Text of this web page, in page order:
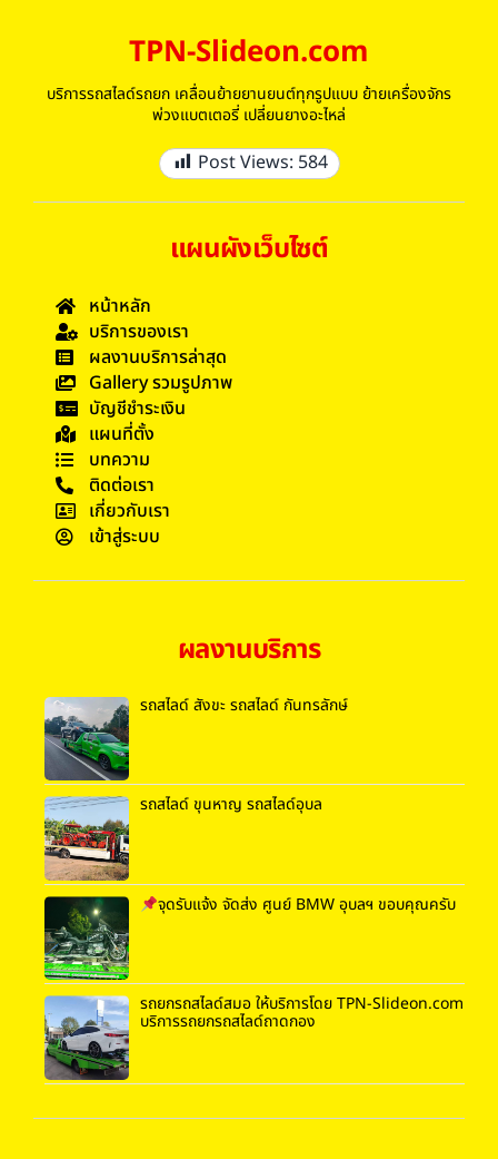
TPN-Slideon.com
บริการรถสไลด์รถยก เคลื่อนย้ายยานยนต์ทุกรูปแบบ ย้ายเครื่องจักร
พ่วงแบตเตอรี่ เปลี่ยนยางอะไหล่
Post Views: 584
แผนผังเว็บไซต์
หน้าหลัก
บริการของเรา
ผลงานบริการล่าสุด
Gallery รวมรูปภาพ
บัญชีชำระเงิน
แผนที่ตั้ง
บทความ
ติดต่อเรา
เกี่ยวกับเรา
เข้าสู่ระบบ
ผลงานบริการ
รถสไลด์ สังขะ รถสไลด์ กันทรลักษ์
รถสไลด์ ขุนหาญ รถสไลด์อุบล
จุดรับแจ้ง จัดส่ง ศูนย์ BMW อุบลฯ ขอบคุณครับ
รถยกรถสไลด์สมอ ให้บริการโดย TPN-Slideon.com
บริการรถยกรถสไลด์ถาดกอง